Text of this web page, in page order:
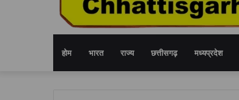
होम भारत राज्य छत्तीसगढ़ मध्यप्रदेश